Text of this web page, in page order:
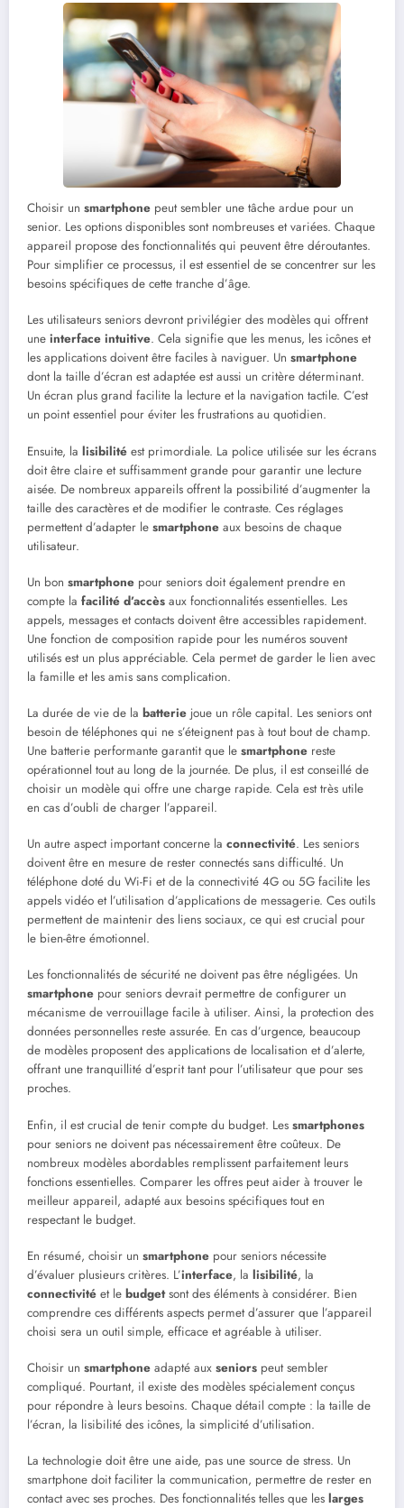
Choisir un smartphone peut sembler une tâche ardue pour un
senior. Les options disponibles sont nombreuses et variées. Chaque
appareil propose des fonctionnalités qui peuvent être déroutantes.
Pour simplifier ce processus, il est essentiel de se concentrer sur les
besoins spécifiques de cette tranche d’âge.
Les utilisateurs seniors devront privilégier des modèles qui offrent
une interface intuitive. Cela signifie que les menus, les icônes et
les applications doivent être faciles à naviguer. Un smartphone
dont la taille d’écran est adaptée est aussi un critère déterminant.
Un écran plus grand facilite la lecture et la navigation tactile. C’est
un point essentiel pour éviter les frustrations au quotidien.
Ensuite, la lisibilité est primordiale. La police utilisée sur les écrans
doit être claire et suffisamment grande pour garantir une lecture
aisée. De nombreux appareils offrent la possibilité d’augmenter la
taille des caractères et de modifier le contraste. Ces réglages
permettent d’adapter le smartphone aux besoins de chaque
utilisateur.
Un bon smartphone pour seniors doit également prendre en
compte la facilité d’accès aux fonctionnalités essentielles. Les
appels, messages et contacts doivent être accessibles rapidement.
Une fonction de composition rapide pour les numéros souvent
utilisés est un plus appréciable. Cela permet de garder le lien avec
la famille et les amis sans complication.
La durée de vie de la batterie joue un rôle capital. Les seniors ont
besoin de téléphones qui ne s’éteignent pas à tout bout de champ.
Une batterie performante garantit que le smartphone reste
opérationnel tout au long de la journée. De plus, il est conseillé de
choisir un modèle qui offre une charge rapide. Cela est très utile
en cas d’oubli de charger l’appareil.
Un autre aspect important concerne la connectivité. Les seniors
doivent être en mesure de rester connectés sans difficulté. Un
téléphone doté du Wi-Fi et de la connectivité 4G ou 5G facilite les
appels vidéo et l’utilisation d’applications de messagerie. Ces outils
permettent de maintenir des liens sociaux, ce qui est crucial pour
le bien-être émotionnel.
Les fonctionnalités de sécurité ne doivent pas être négligées. Un
smartphone pour seniors devrait permettre de configurer un
mécanisme de verrouillage facile à utiliser. Ainsi, la protection des
données personnelles reste assurée. En cas d’urgence, beaucoup
de modèles proposent des applications de localisation et d’alerte,
offrant une tranquillité d’esprit tant pour l’utilisateur que pour ses
proches.
Enfin, il est crucial de tenir compte du budget. Les smartphones
pour seniors ne doivent pas nécessairement être coûteux. De
nombreux modèles abordables remplissent parfaitement leurs
fonctions essentielles. Comparer les offres peut aider à trouver le
meilleur appareil, adapté aux besoins spécifiques tout en
respectant le budget.
En résumé, choisir un smartphone pour seniors nécessite
d’évaluer plusieurs critères. L’interface, la lisibilité, la
connectivité et le budgetsont des éléments à considérer. Bien
comprendre ces différents aspects permet d’assurer que l’appareil
choisi sera un outil simple, efficace et agréable à utiliser.
Choisir un smartphone adapté aux seniors peut sembler
compliqué. Pourtant, il existe des modèles spécialement conçus
pour répondre à leurs besoins. Chaque détail compte : la taille de
l’écran, la lisibilité des icônes, la simplicité d’utilisation.
La technologie doit être une aide, pas une source de stress. Un
smartphone doit faciliter la communication, permettre de rester en
contact avec ses proches. Des fonctionnalités telles que les larges